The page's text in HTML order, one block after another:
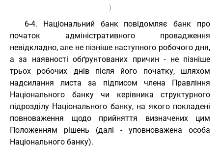
)
6-4. Національний банк повідомляє банк про
початок адміністративного провадження
невідкладно, але не пізніше наступного робочого дня,
а за наявності обґрунтованих причин - не пізніше
трьох робочих днів після його початку, шляхом
надсилання листа за підписом члена Правління
Національного банку чи керівника структурного
підрозділу Національного банку, на якого покладені
повноваження щодо прийняття визначених цим
Положенням рішень (далі - уповноважена особа
Національного банку).